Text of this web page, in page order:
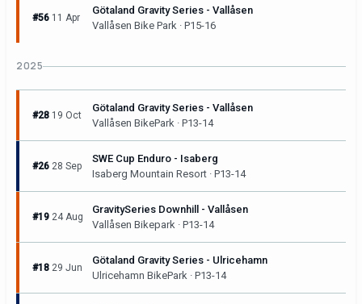
#56 11 Apr
Götaland Gravity Series - Vallåsen
Vallåsen Bike Park · P15-16
2025
#28 19 Oct
Götaland Gravity Series - Vallåsen
Vallåsen BikePark · P13-14
#26 28 Sep
SWE Cup Enduro - Isaberg
Isaberg Mountain Resort · P13-14
#19 24 Aug
GravitySeries Downhill - Vallåsen
Vallåsen Bikepark · P13-14
#18 29 Jun
Götaland Gravity Series - Ulricehamn
Ulricehamn BikePark · P13-14